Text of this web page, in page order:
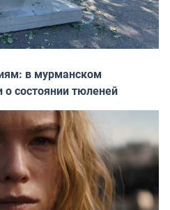
в мурманском
о состоянии тюленей